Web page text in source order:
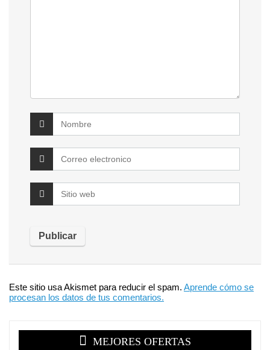
Este sitio usa Akismet para reducir el spam. Aprende cómo se
procesan los datos de tus comentarios.
MEJORES OFERTAS